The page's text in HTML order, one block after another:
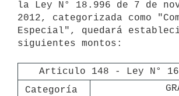
la Ley N° 18.996 de 7 de
2012, categorizada como
Especial", quedará
siguientes montos:
Articulo 148 - Ley N°
Categoría